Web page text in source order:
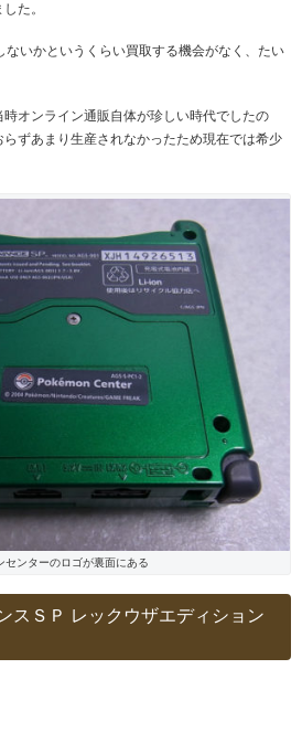
た。
いかというくらい買取する機会がなく、たい
オンライン通販自体が珍しい時代でしたの
ずあまり生産されなかったため現在では希少
センターのロゴが裏面にある
スＳＰ レックウザエディション